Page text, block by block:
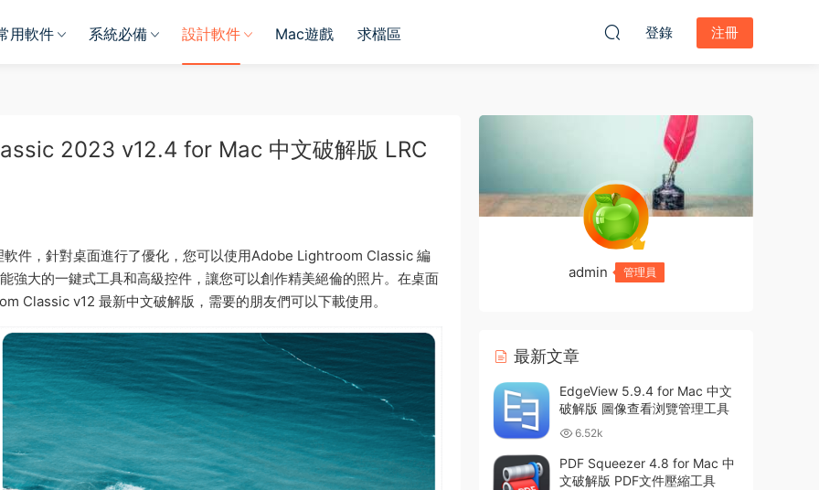
用軟件 系統必備 設計軟件 Mac遊戲 求檔區 登錄 注冊
2023 v12.4 for Mac 中文破解版 LRC
件，針對桌面進行了優化，您可以使用Adobe Lightroom Classic 編
大的一鍵式工具和高級控件，讓您可以創作精美絕倫的照片。在桌面
Classic v12 最新中文破解版，需要的朋友們可以下載使用。
admin 管理員
最新文章
EdgeView 5.9.4 for Mac 中文
破解版 圖像查看浏覽管理工具
6.52k
PDF Squeezer 4.8 for Mac 中
文破解版 PDF文件壓縮工具